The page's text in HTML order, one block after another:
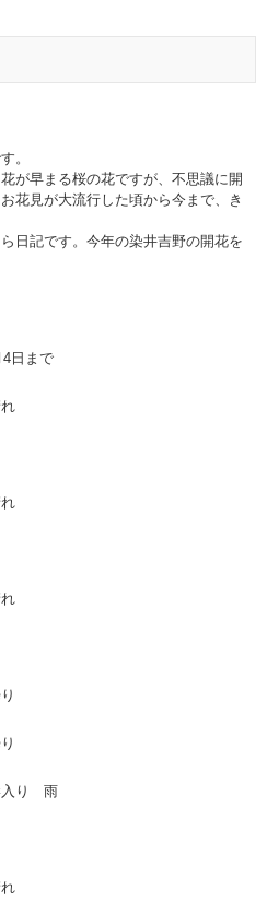
。
が早まる桜の花ですが、不思議に開
花見が大流行した頃から今まで、き
日記です。今年の染井吉野の開花を
日まで
入り 雨